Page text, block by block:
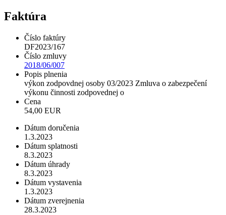
Faktúra
Číslo faktúry
DF2023/167
Číslo zmluvy
2018/06/007
Popis plnenia
výkon zodpovdnej osoby 03/2023 Zmluva o zabezpečení
výkonu činnosti zodpovednej o
Cena
54,00 EUR
Dátum doručenia
1.3.2023
Dátum splatnosti
8.3.2023
Dátum úhrady
8.3.2023
Dátum vystavenia
1.3.2023
Dátum zverejnenia
28.3.2023